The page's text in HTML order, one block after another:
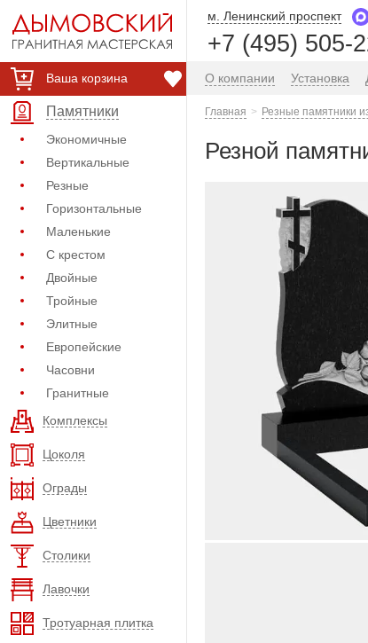
Ваша корзина
Памятники
Экономичные
Вертикальные
Резные
Горизонтальные
Маленькие
С крестом
Двойные
Тройные
Элитные
Европейские
Часовни
Гранитные
Комплексы
Цоколя
Ограды
Цветники
Столики
Лавочки
Тротуарная плитка
м. Ленинский проспект
+7 (495) 505-
О компании Установка
Главная Резные памятники
Резной